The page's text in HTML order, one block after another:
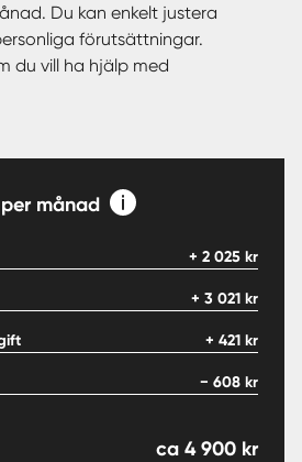
Du kan enkelt justera
förutsättningar.
du vill ha hjälp med
månad
+ 2 025 kr
+ 3 021 kr
+ 421 kr
− 608 kr
ca 4 900 kr